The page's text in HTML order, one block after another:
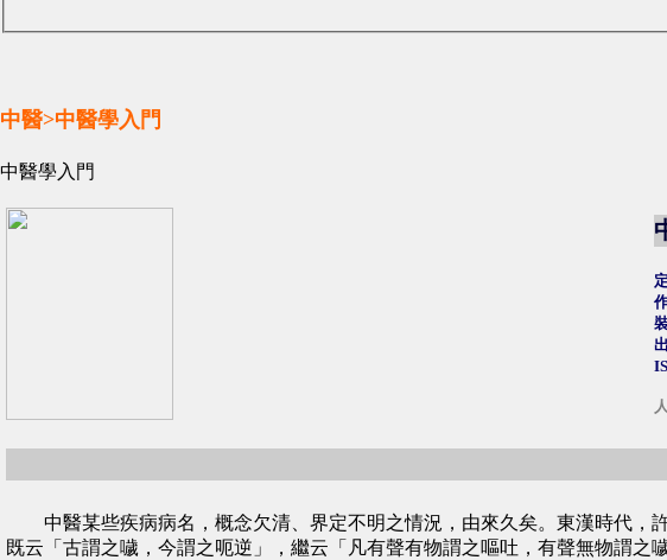
中醫>中醫學入門
中醫學入門
中醫某些疾病病名，概念欠清、界定不明之情況，由來久矣。東漢時代，
既云「古謂之噦，今謂之呃逆」，繼云「凡有聲有物謂之嘔吐，有聲無物謂